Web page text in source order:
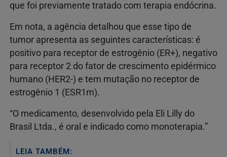
que foi previamente tratado com terapia endócrina.
Em nota, a agência detalhou que esse tipo de
tumor apresenta as seguintes características: é
positivo para receptor de estrogênio (ER+), negativo
para receptor 2 do fator de crescimento epidérmico
humano (HER2-) e tem mutação no receptor de
estrogênio 1 (ESR1m).
“O medicamento, desenvolvido pela Eli Lilly do
Brasil Ltda., é oral e indicado como monoterapia.”
LEIA TAMBÉM: